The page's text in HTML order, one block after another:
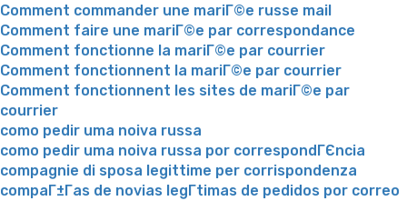
Comment commander une mariГ©e russe mail
Comment faire une mariГ©e par correspondance
Comment fonctionne la mariГ©e par courrier
Comment fonctionnent la mariГ©e par courrier
Comment fonctionnent les sites de mariГ©e par
courrier
como pedir uma noiva russa
como pedir uma noiva russa por correspondГЄncia
compagnie di sposa legittime per corrispondenza
compaГ±Г­as de novias legГ­timas de pedidos por correo